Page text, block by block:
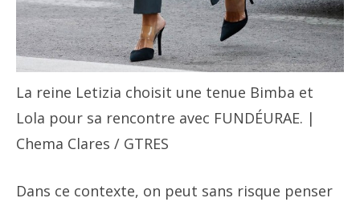
La reine Letizia choisit une tenue Bimba et
Lola pour sa rencontre avec FUNDÉURAE. |
Chema Clares / GTRES
Dans ce contexte, on peut sans risque penser